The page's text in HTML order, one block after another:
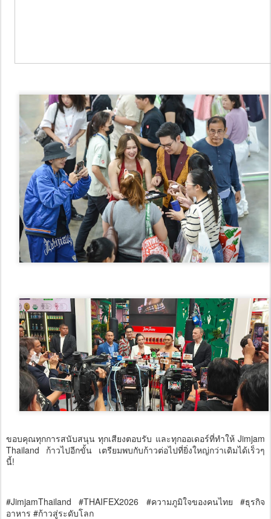
ขอบคุณทุกการสนับสนุน ทุกเสียงตอบรับ และทุกออเดอร์ที่ทำให้ Jimjam
Thailand ก้าวไปอีกขั้น เตรียมพบกับก้าวต่อไปที่ยิ่งใหญ่กว่าเดิมได้เร็วๆ
นี้!
#JimjamThailand #THAIFEX2026 #ความภูมิใจของคนไทย #ธุรกิจ
อาหาร #ก้าวสู่ระดับโลก